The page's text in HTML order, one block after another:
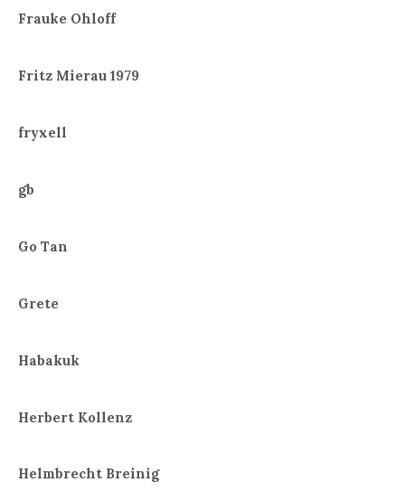
Frauke Ohloff
Fritz Mierau 1979
fryxell
gb
Go Tan
Grete
Habakuk
Herbert Kollenz
Helmbrecht Breinig